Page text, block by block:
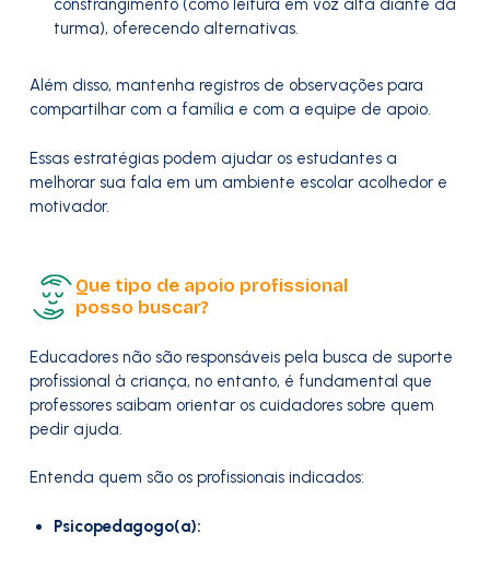
constrangimento (como leitura em voz alta diante da
turma), oferecendo alternativas.
Além disso, mantenha registros de observações para
compartilhar com a família e com a equipe de apoio.
Essas estratégias podem ajudar os estudantes a
melhorar sua fala em um ambiente escolar acolhedor e
motivador.
Que tipo de apoio profissional
posso buscar?
Educadores não são responsáveis pela busca de suporte
profissional à criança, no entanto, é fundamental que
professores saibam orientar os cuidadores sobre quem
pedir ajuda.
Entenda quem são os profissionais indicados:
Psicopedagogo(a):